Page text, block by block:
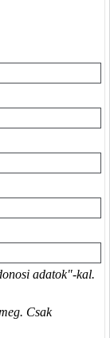
adatok"-kal.
Csak